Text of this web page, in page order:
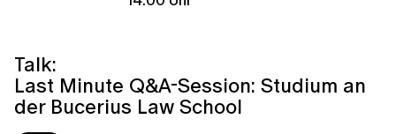
Talk:
Last Minute Q&A-Session: Studium an
der Bucerius Law School